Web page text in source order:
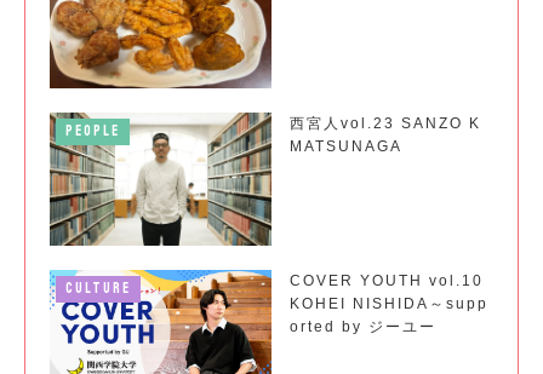
PEOPLE
西宮人vol.23 SANZO K
MATSUNAGA
CULTURE
COVER YOUTH vol.10
KOHEI NISHIDA～supp
orted by ジーユー